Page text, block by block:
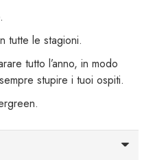
tutte le stagioni.
tutto l’anno, in modo
stupire i tuoi ospiti.